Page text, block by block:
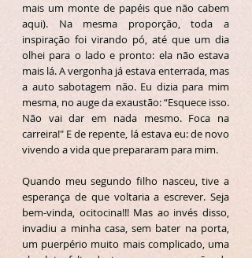
mais um monte de papéis que não cabem
aqui). Na mesma proporção, toda a
inspiração foi virando pó, até que um dia
olhei para o lado e pronto: ela não estava
mais lá. A vergonha já estava enterrada, mas
a auto sabotagem não. Eu dizia para mim
mesma, no auge da exaustão: “Esquece isso.
Não vai dar em nada mesmo. Foca na
carreira!" E de repente, lá estava eu: de novo
vivendo a vida que prepararam para mim.
Quando meu segundo filho nasceu, tive a
esperança de que voltaria a escrever. Seja
bem-vinda, ocitocina!!! Mas ao invés disso,
invadiu a minha casa, sem bater na porta,
um puerpério muito mais complicado, uma